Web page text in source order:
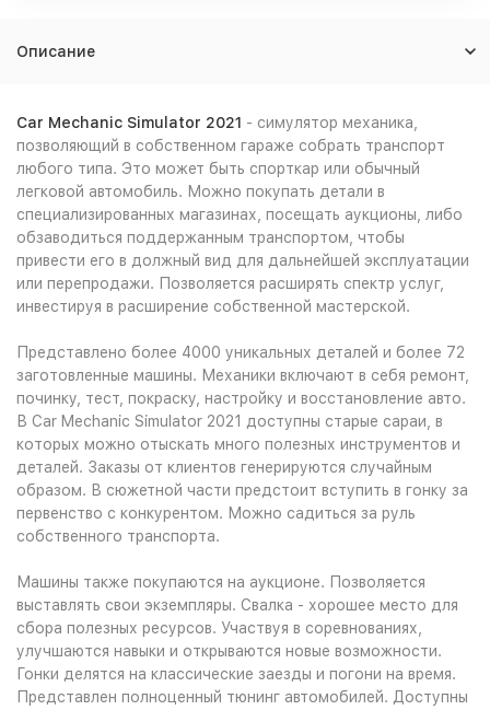
Описание
Car Mechanic Simulator 2021 - симулятор механика,
позволяющий в собственном гараже собрать транспорт
любого типа. Это может быть спорткар или обычный
легковой автомобиль. Можно покупать детали в
специализированных магазинах, посещать аукционы, либо
обзаводиться поддержанным транспортом, чтобы
привести его в должный вид для дальнейшей эксплуатации
или перепродажи. Позволяется расширять спектр услуг,
инвестируя в расширение собственной мастерской.
Представлено более 4000 уникальных деталей и более 72
заготовленные машины. Механики включают в себя ремонт,
починку, тест, покраску, настройку и восстановление авто.
В Car Mechanic Simulator 2021 доступны старые сараи, в
которых можно отыскать много полезных инструментов и
деталей. Заказы от клиентов генерируются случайным
образом. В сюжетной части предстоит вступить в гонку за
первенство с конкурентом. Можно садиться за руль
собственного транспорта.
Машины также покупаются на аукционе. Позволяется
выставлять свои экземпляры. Свалка - хорошее место для
сбора полезных ресурсов. Участвуя в соревнованиях,
улучшаются навыки и открываются новые возможности.
Гонки делятся на классические заезды и погони на время.
Представлен полноценный тюнинг автомобилей. Доступны